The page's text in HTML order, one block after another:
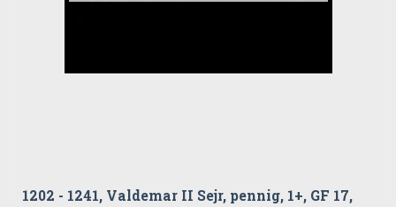
1202 - 1241, Valdemar II Sejr, pennig, 1+, GF 17,